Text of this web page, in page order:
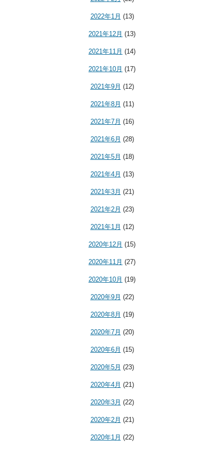
2022年1月 (13)
2021年12月 (13)
2021年11月 (14)
2021年10月 (17)
2021年9月 (12)
2021年8月 (11)
2021年7月 (16)
2021年6月 (28)
2021年5月 (18)
2021年4月 (13)
2021年3月 (21)
2021年2月 (23)
2021年1月 (12)
2020年12月 (15)
2020年11月 (27)
2020年10月 (19)
2020年9月 (22)
2020年8月 (19)
2020年7月 (20)
2020年6月 (15)
2020年5月 (23)
2020年4月 (21)
2020年3月 (22)
2020年2月 (21)
2020年1月 (22)